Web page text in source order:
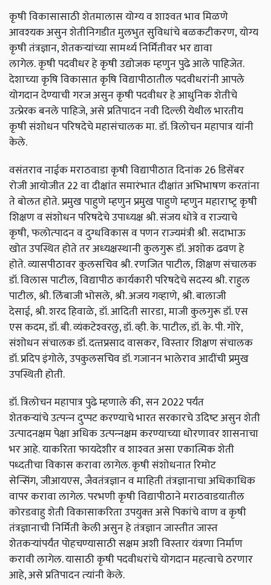
कृषी विकासासाठी शेतमालास योग्‍य व शाश्‍वत भाव मिळणे
आवश्‍यक असुन शेतीनिगडीत मुलभुत सुविधांचे बळकटीकरण,योग्‍य
कृषी तंत्रज्ञान, शेतकऱ्यांच्यासामर्थ्‍य निर्मितीवर भर द्यावा
लागेल.कृषीपदवीधर हे कृषी उद्योजक म्‍हणुन पुढे आले पाहिजेत.
देशाच्‍या कृषि विकासात कृषि विद्यापीठातील पदवीधरांनी आपले
योगदान देण्‍याची गरज असुन कृषी पदवीधर हे आधुनिक शेतीचे
उत्‍प्रेरक बनले पाहिजे,असे प्रतिपादन नवी दिल्‍ली येथील भारतीय
कृषी संशोधन परिषदेचे महासंचालक मा.डॉ. त्रिलोचन महापात्र यांनी
केले.
वसंतराव नाईक मराठवाडा कृषी विद्यापीठात दिनांक 26डिसेंबर
रोजी आयोजीत 22वा दीक्षांत समारंभात दीक्षांत अभिभाषण करतांना
ते बोलत होते.प्रमुख पाहुणे म्‍हणुन प्रमुख पाहुणे म्‍हणुन महाराष्‍ट्रकृषी
शिक्षण व संशोधन परिषदेचे उपाध्‍यक्ष श्री. संजय धोत्रे वराज्‍याचे
कृषी,फलोत्‍पादन वदुग्‍धविकास व पणन राज्‍यमंत्रीश्री.सदाभाऊ
खोत उपस्थित होते तर अध्‍यक्षस्‍थानी कुलगुरूडॉ.अशोक ढवण हे
होते.व्‍यासपीठावर कुलसचिव श्री. रणजित पाटील,शिक्षण संचालक
डॉ. विलास पाटील,विद्यापीठ कार्यकारी परिषदेचे सदस्‍यश्री. राहुल
पाटील,श्री. लिंबाजी भोसले,श्री. अजय गव्‍हाणे,श्री. बालाजी
देसाई,श्री. शरद हिवाळे,डॉ. आदिती सारडा,माजी कुलगुरू डॉ. एस
एस कदम, डॉ. बी. व्‍यंकटेश्‍वरलु, डॉ. व्‍ही. के. पाटील, डॉ. के. पी. गोरे,
संशोधन संचालक डॉ. दत्‍तप्रसाद वासकर,विस्‍तार शिक्षण संचालक
डॉ. प्रदिप इंगोले,उपकुलसचिव डॉ. गजानन भालेराव आदींची प्रमुख
उपस्थिती होती.
डॉ. त्रिलोचन महापात्र पुढे म्‍हणाले की,सन 2022 पर्यंत
शेतकऱ्यांचेउत्‍पन्‍न दुप्‍पट करण्‍याचे भारत सरकारचे उदिष्‍ट असुन शेती
उत्‍पादनक्षम पेक्षा अधिक उत्‍पन्‍नक्षम करण्‍याच्‍या धोरणावर शासनाचा
भर आहे.याकरिता फायदेशीर व शाश्‍वत असा एकात्मिक शेती
पध्‍दतीचा विकास करावा लागेल.कृषीसंशोधनात रिमोट
सेन्सिंग,जीआयएस,जैवतंत्रज्ञान व माहिती तंत्रज्ञानाचा अधिकाधिक
वापर करावा लागेल.परभणी कृषी विद्यापीठाने मराठवाडयातील
कोरडवाहु शेती विकासाकरिता उपयुक्‍त असे पिकांचे वाण व कृषी
तंत्रज्ञानाची निर्मिती केली असुन हे तंत्रज्ञान जास्‍तीत जास्‍त
शेतकऱ्यांपर्यंत पोहच‍ण्‍यासाठी सक्षम अशी विस्‍तार यंत्रणा निर्माण
करावी लागेल. यासाठी कृषी पदवीधरांचे योगदान महत्‍वाचे ठरणार
आहे, असे प्रतिपादन त्‍यांनी केले.